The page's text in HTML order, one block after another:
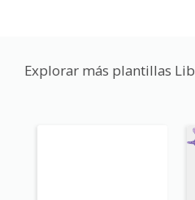
Explorar más plantillas